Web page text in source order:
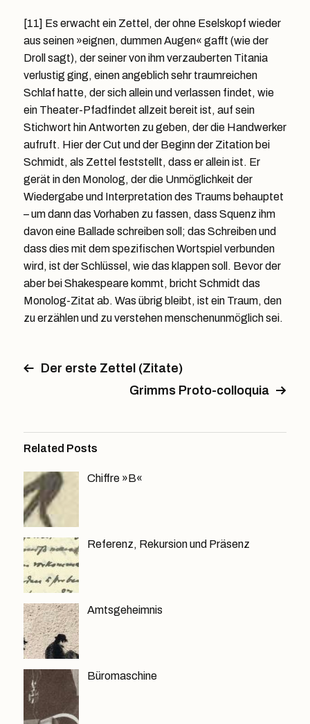
[11] Es erwacht ein Zettel, der ohne Eselskopf wieder
aus seinen »eignen, dummen Augen« gafft (wie der
Droll sagt), der seiner von ihm verzauberten Titania
verlustig ging, einen angeblich sehr traumreichen
Schlaf hatte, der sich allein und verlassen findet, wie
ein Theater-Pfadfindet allzeit bereit ist, auf sein
Stichwort hin Antworten zu geben, der die Handwerker
aufruft. Hier der Cut und der Beginn der Zitation bei
Schmidt, als Zettel feststellt, dass er allein ist. Er
gerät in den Monolog, der die Unmöglichkeit der
Wiedergabe und Interpretation des Traums behauptet
– um dann das Vorhaben zu fassen, dass Squenz ihm
davon eine Ballade schreiben soll; das Schreiben und
dass dies mit dem spezifischen Wortspiel verbunden
wird, ist der Schlüssel, wie das klappen soll. Bevor der
aber bei Shakespeare kommt, bricht Schmidt das
Monolog-Zitat ab. Was übrig bleibt, ist ein Traum, den
zu erzählen und zu verstehen menschenunmöglich sei.
Der erste Zettel (Zitate)
Grimms Proto-colloquia
Related Posts
Chiffre »B«
Referenz, Rekursion und Präsenz
Amtsgeheimnis
Büromaschine